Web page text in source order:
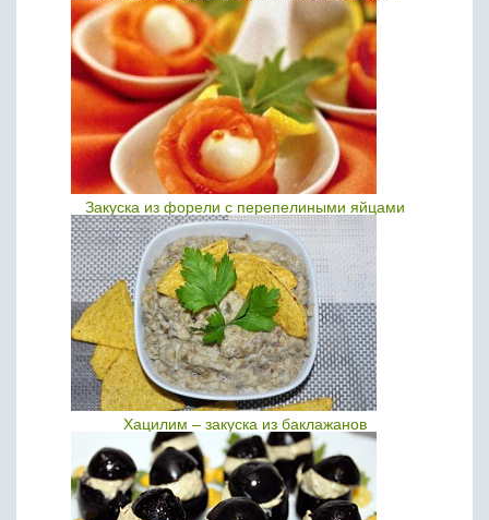
Закуска из форели с перепелиными яйцами
Хацилим – закуска из баклажанов